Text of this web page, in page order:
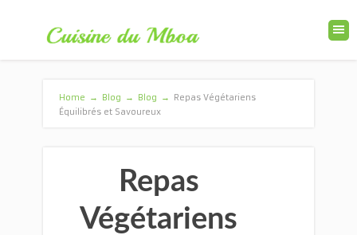
Home → Blog → Blog →
Repas Végétariens
Équilibrés et Savoureux
Repas
Végétariens